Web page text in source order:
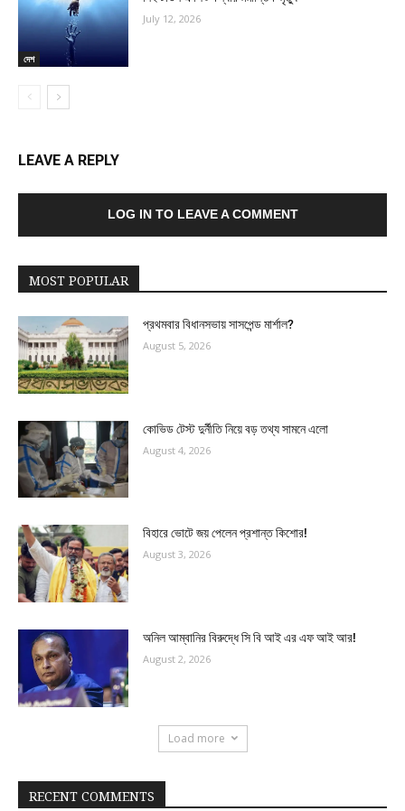
দেশ
July 12, 2026
LEAVE A REPLY
LOG IN TO LEAVE A COMMENT
MOST POPULAR
প্রথমবার বিধানসভায় সাসপেন্ড মার্শাল?
August 5, 2026
কোভিড টেস্ট দুর্নীতি নিয়ে বড় তথ্য সামনে এলো
August 4, 2026
বিহারে ভোটে জয় পেলেন প্রশান্ত কিশোর!
August 3, 2026
অনিল আম্বানির বিরুদ্ধে সি বি আই এর এফ আই আর!
August 2, 2026
Load more
RECENT COMMENTS